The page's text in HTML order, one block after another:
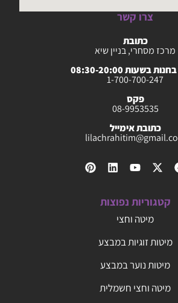
צרו קשר
כתובת
מרכז מסחרי, בניין שיא
בשעות 08:30-20:00
1-700-700-247
פקס
08-9953535
כתובת אימייל
קטגוריות נפוצות
מיטה וחצי
מיטות זוגיות במבצע
מיטות נוער במבצע
מיטה וחצי חשמלית